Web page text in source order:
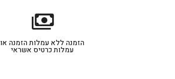
payments
הזמנה ללא עמלות הזמנה או
עמלות כרטיס אשראי